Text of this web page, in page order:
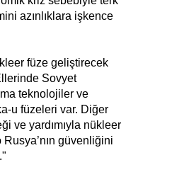
azınlıklara işkence
füze geliştirecek
Sovyet
teknolojiler ve
u füzeleri var. Diğer
ve yardımıyla nükleer
güvenliğini